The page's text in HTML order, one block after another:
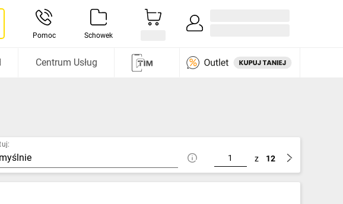
Pomoc Schowek
Centrum Usług
z 12